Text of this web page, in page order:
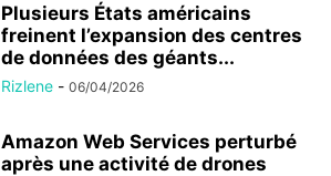
Plusieurs États américains
freinent l’expansion des centres
de données des géants...
Rizlene - 06/04/2026
Amazon Web Services perturbé
après une activité de drones